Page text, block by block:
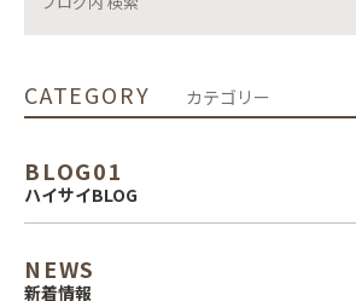
CATEGORY カテゴリー
BLOG01
ハイサイBLOG
NEWS
新着情報